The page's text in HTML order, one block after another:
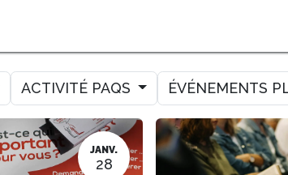
ACTIVITÉ PAQS ÉVÉNEMENTS
JANV.
28